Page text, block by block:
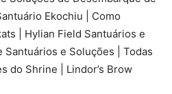
Ekochiu | Como
| Hylian Field Santuários e
Santuários e Soluções | Todas
do Shrine | Lindor’s Brow